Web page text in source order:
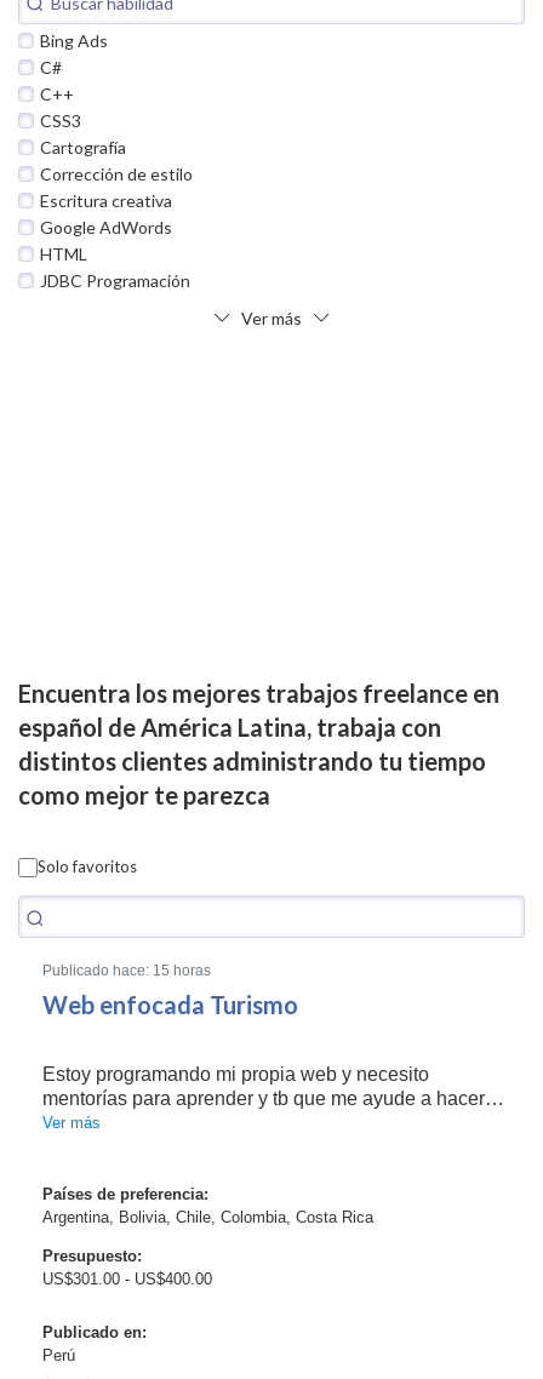
Bing Ads
C#
C++
CSS3
Cartografía
Corrección de estilo
Escritura creativa
Google AdWords
HTML
JDBC Programación
Ver más
Encuentra los mejores trabajos freelance en
español de América Latina, trabaja con
distintos clientes administrando tu tiempo
como mejor te parezca
Solo favoritos
Publicado hace: 15 horas
Web enfocada Turismo
Estoy programando mi propia web y necesito
mentorías para aprender y tb que me ayude a hacerlo
correctamente. Quiero una web sencilla que se
empezando a estudia...
Ver más
Países de preferencia:
Argentina, Bolivia, Chile, Colombia, Costa Rica
Presupuesto:
US$301.00 - US$400.00
Publicado en:
Perú